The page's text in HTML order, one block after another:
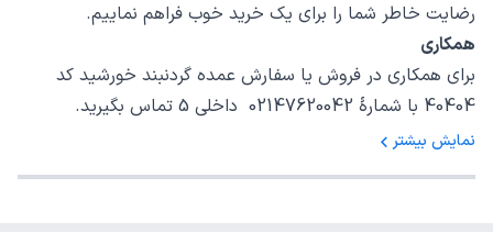
رضایت خاطر شما را برای یک خرید خوب فراهم نماییم.
همکاری
برای همکاری در فروش یا سفارش عمده گردنبند خورشید کد
40404 با شمارهٔ 02147620042 داخلی 5 تماس بگیرید.
نمایش بیشتر